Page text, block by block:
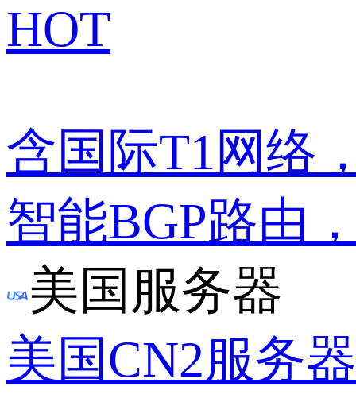
HOT
含国际T1网络
智能BGP路由
美国服务器
美国CN2服务器